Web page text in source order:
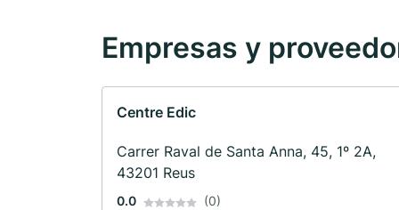
Empresas y
Centre Edic
Carrer Raval de Santa Anna, 45, 1º 2A,
43201 Reus
0.0 (0)